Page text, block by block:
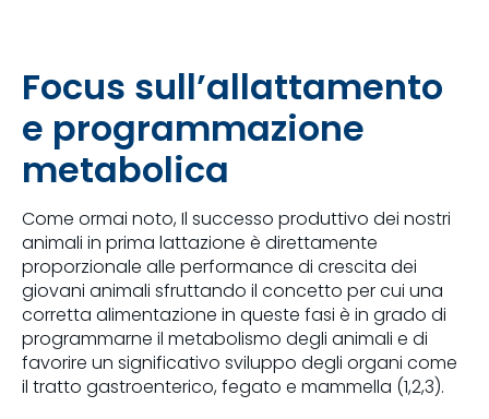
Focus sull’allattamento
e programmazione
metabolica
Come ormai noto, Il successo produttivo dei nostri
animali in prima lattazione è direttamente
proporzionale alle performance di crescita dei
giovani animali sfruttando il concetto per cui una
corretta alimentazione in queste fasi è in grado di
programmarne il metabolismo degli animali e di
favorire un significativo sviluppo degli organi come
il tratto gastroenterico, fegato e mammella (1,2,3).